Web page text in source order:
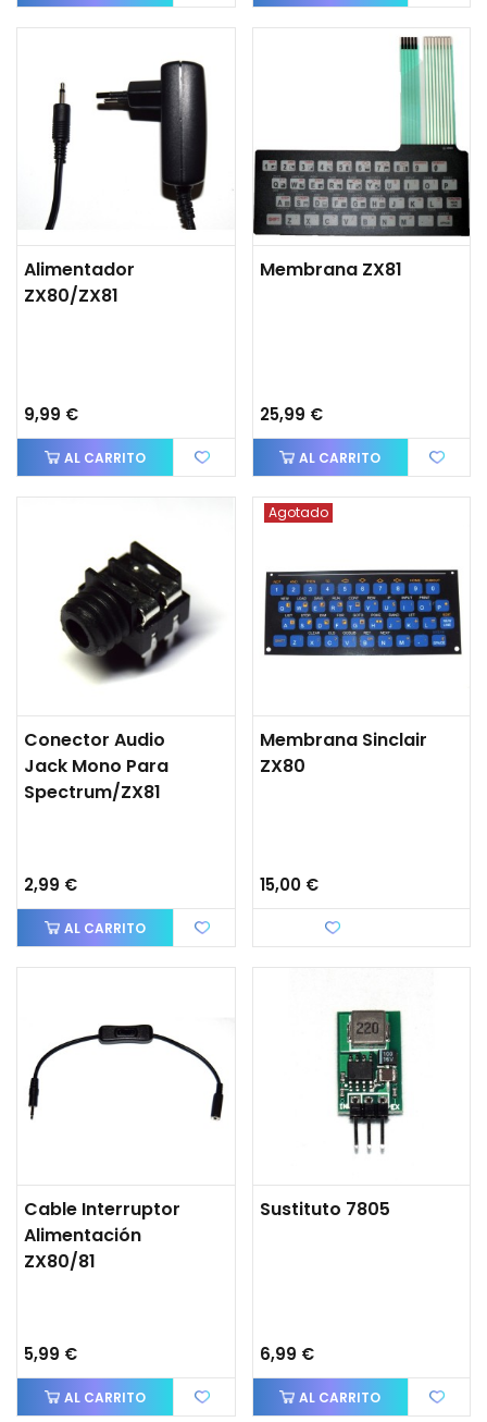
Alimentador
ZX80/ZX81
9,99 €
AL CARRITO
Membrana ZX81
25,99 €
AL CARRITO
Conector Audio
Jack Mono Para
Spectrum/ZX81
2,99 €
AL CARRITO
Agotado
Membrana Sinclair
ZX80
15,00 €
Cable Interruptor
Alimentación
ZX80/81
5,99 €
AL CARRITO
Sustituto 7805
6,99 €
AL CARRITO